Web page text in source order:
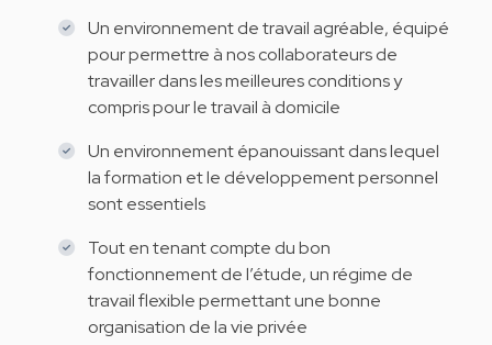
Un environnement de travail agréable, équipé
pour permettre à nos collaborateurs de
travailler dans les meilleures conditions y
compris pour le travail à domicile
Un environnement épanouissant dans lequel
la formation et le développement personnel
sont essentiels
Tout en tenant compte du bon
fonctionnement de l’étude, un régime de
travail flexible permettant une bonne
organisation de la vie privée